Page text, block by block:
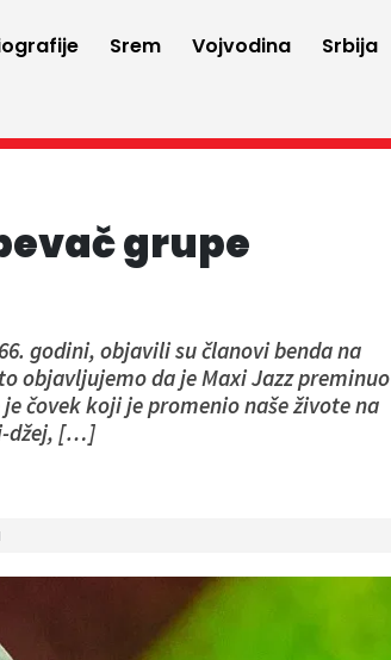
Srem Vojvodina Srbija
grupe
godini, objavili su članovi benda na
objavljujemo da je Maxi Jazz preminuo
čovek koji je promenio naše živote na
džej, […]